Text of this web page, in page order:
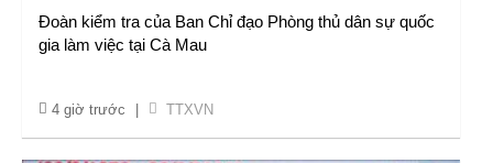
Đoàn kiểm tra của Ban Chỉ đạo Phòng thủ dân sự quốc
gia làm việc tại Cà Mau
4 giờ trước TTXVN